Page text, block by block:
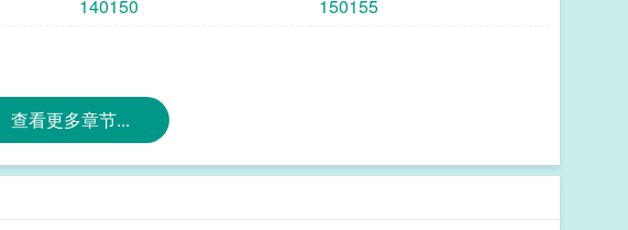
140150
150155
查看更多章节...